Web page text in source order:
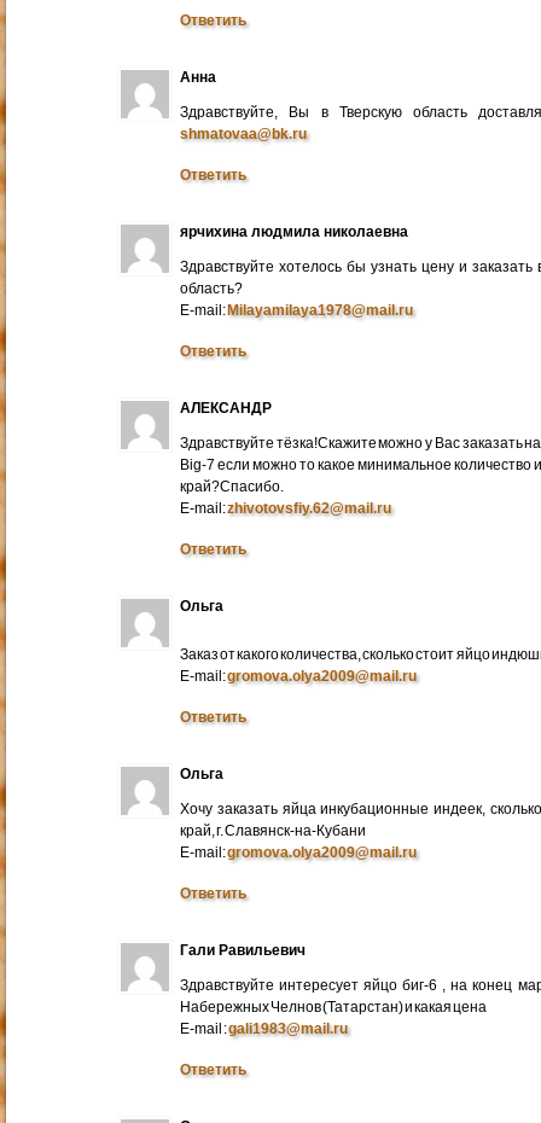
Ответить
Анна
Здравствуйте, Вы в Тверскую область
shmatovaa@bk.ru
Ответить
ярчихина людмила николаевна
Здравствуйте хотелось бы узнать цену и
область?
E-mail:Milayamilaya1978@mail.ru
Ответить
АЛЕКСАНДР
Здравствуйте тёзка!Скажите можно у Вас заказать
Big-7 если можно то какое минимальное количество
край?Спасибо.
E-mail:zhivotovsfiy.62@mail.ru
Ответить
Ольга
Заказ от какого количества, сколько стоит яйцо
E-mail:gromova.olya2009@mail.ru
Ответить
Ольга
Хочу заказать яйца инкубационные индеек,
край, г. Славянск-на-Кубани
E-mail:gromova.olya2009@mail.ru
Ответить
Гали Равильевич
Здравствуйте интересует яйцо биг-6 , на конец
Набережных Челнов (Татарстан) и какая цена
E-mail :gali1983@mail.ru
Ответить